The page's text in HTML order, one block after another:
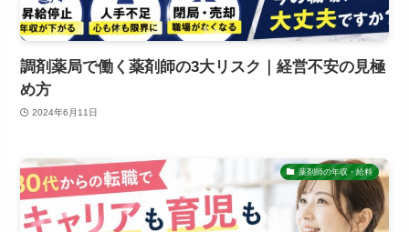
調剤薬局で働く薬剤師の3大リスク｜経営不安の見極
め方
2024年6月11日
薬剤師の年収・給料